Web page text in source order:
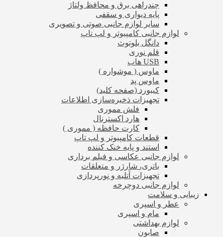
چندراهی برق و محافظ ولتاژ
پایه دیواری و سقفی
سایر لوازم جانبی صوتی و تصویری
لوازم جانبی کامپیوتر و لپ تاپ
دانگل بلوتوث
قلم نوری
USB هاب
ماوس ( موشواره )
ماوس پد
کیبورد (صفحه کلید)
تجهیزات ذخیره‌سازی اطلاعات
فلش مموری
هارد اکسترنال
کارت حافظه ( مموری )
قطعات کامپیوتر و لپ تاپ
استند و پایه خنک کننده
لوازم جانبی عکاسی و فیلم برداری
باتری، شارژر و متعلقات
تجهیزات آتلیه و نورپردازی
لوازم جانبی دوچرخه
زیبایی و سلامت
عطر و اسپری
مام و اسپری
لوازم بهداشتی
صابون